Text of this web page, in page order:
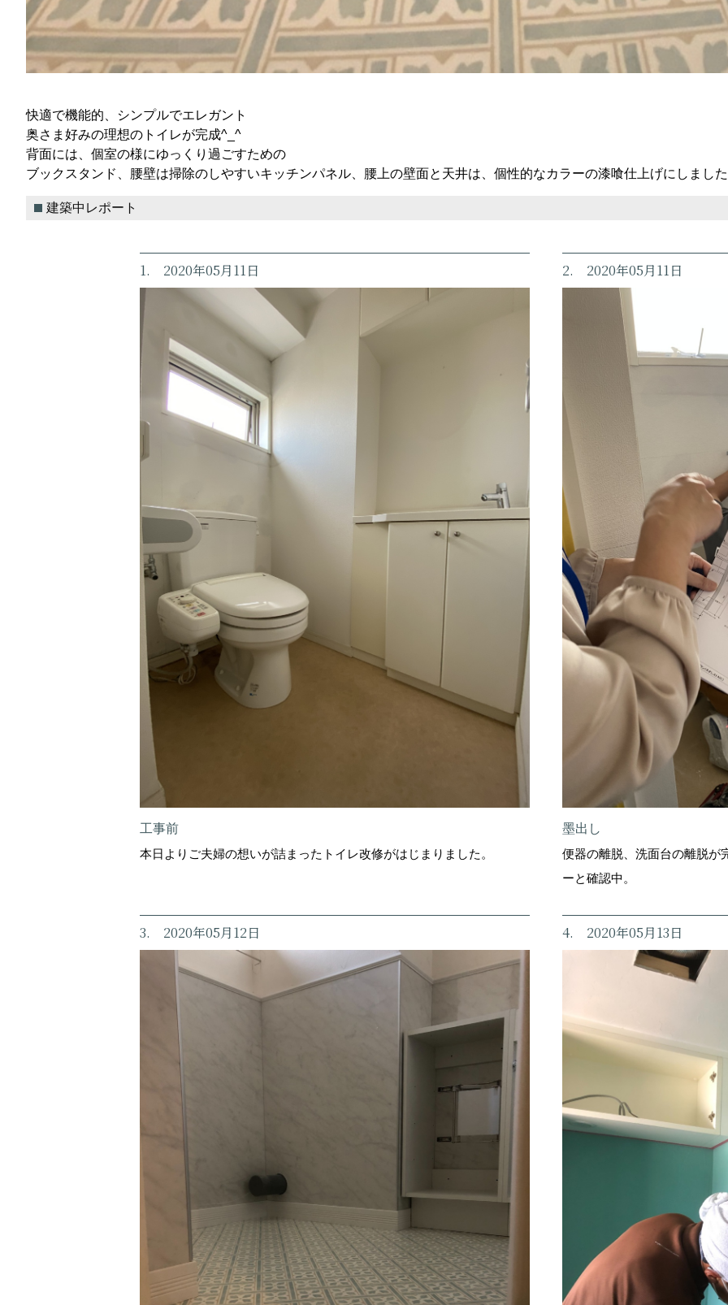
快適で機能的、シンプルでエレガント
奥さま好みの理想のトイレが完成^_^
背面には、個室の様にゆっくり過ごすための
ブックスタンド、腰壁は掃除のしやすいキッチンパネル、腰上の壁面と天井は、個性的なカラーの漆喰仕上げにしまし
建築中レポート
1. 2020年05月11日
工事前
本日よりご夫婦の想いが詰まったトイレ改修がはじまりました。
2. 2020年05月11日
墨出し
便器の離脱、洗面台の離脱が
ーと確認中。
3. 2020年05月12日 4. 2020年05月13日